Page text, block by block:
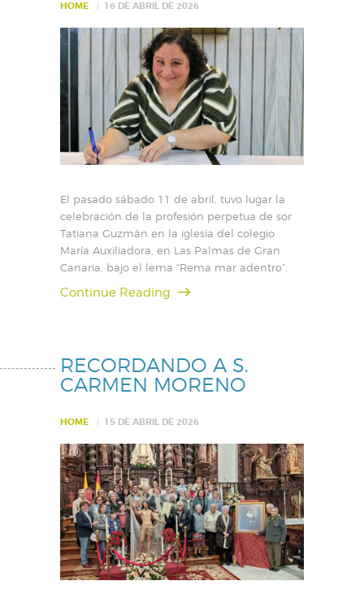
HOME 16 DE ABRIL DE 2026
El pasado sábado 11 de abril, tuvo lugar la
celebración de la profesión perpetua de sor
Tatiana Guzmán en la iglesia del colegio
María Auxiliadora, en Las Palmas de Gran
Canaria, bajo el lema “Rema mar adentro”.
Continue Reading
RECORDANDO A S.
CARMEN MORENO
HOME 15 DE ABRIL DE 2026